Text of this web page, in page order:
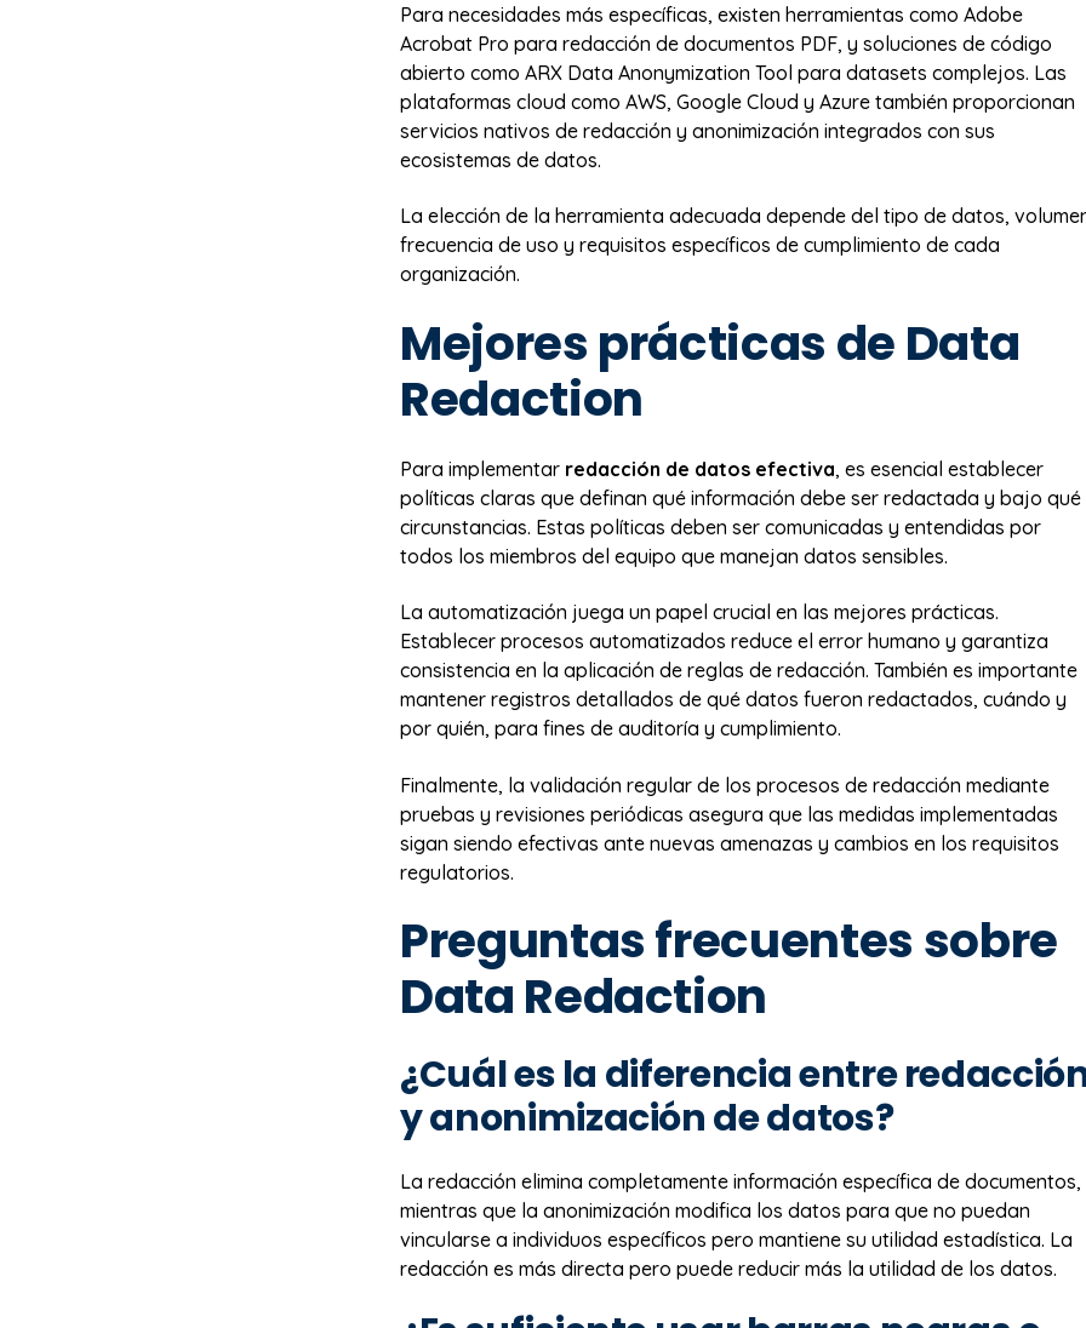
Para necesidades más específicas, existen herramientas como Adobe
Acrobat Pro para redacción de documentos PDF, y soluciones de código
abierto como ARX Data Anonymization Tool para datasets complejos. Las
plataformas cloud como AWS, Google Cloud y Azure también proporcionan
servicios nativos de redacción y anonimización integrados con sus
ecosistemas de datos.
La elección de la herramienta adecuada depende del tipo de datos,
frecuencia de uso y requisitos específicos de cumplimiento de cada
organización.
Mejores prácticas de Data
Redaction
Para implementar redacción de datos efectiva, es esencial establecer
políticas claras que definan qué información debe ser redactada y bajo qué
circunstancias. Estas políticas deben ser comunicadas y entendidas por
todos los miembros del equipo que manejan datos sensibles.
La automatización juega un papel crucial en las mejores prácticas.
Establecer procesos automatizados reduce el error humano y garantiza
consistencia en la aplicación de reglas de redacción. También es importante
mantener registros detallados de qué datos fueron redactados, cuándo y
por quién, para fines de auditoría y cumplimiento.
Finalmente, la validación regular de los procesos de redacción mediante
pruebas y revisiones periódicas asegura que las medidas implementadas
sigan siendo efectivas ante nuevas amenazas y cambios en los requisitos
regulatorios.
Preguntas frecuentes sobre
Data Redaction
¿Cuál es la diferencia entre
y anonimización de datos?
La redacción elimina completamente información específica de documentos,
mientras que la anonimización modifica los datos para que no puedan
vincularse a individuos específicos pero mantiene su utilidad estadística. La
redacción es más directa pero puede reducir más la utilidad de los datos.